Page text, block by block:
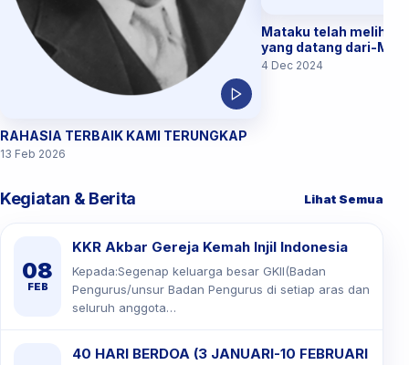
RAHASIA TERBAIK KAMI TERUNGKAP
13 Feb 2026
Mataku telah melihat
yang datang dari-Mu
4 Dec 2024
Kegiatan & Berita Lihat Semua
08
FEB
KKR Akbar Gereja Kemah Injil Indonesia
Kepada:Segenap keluarga besar GKII(Badan
Pengurus/unsur Badan Pengurus di setiap aras dan
seluruh anggota…
40 HARI BERDOA (3 JANUARI-10 FEBRUARI